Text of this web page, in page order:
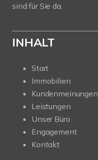
sind für Sie da.
INHALT
Start
Immobilien
Kundenmeinungen
Leistungen
Unser Büro
Engagement
Kontakt